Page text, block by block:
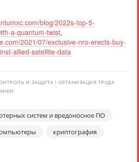
blog/2022s-top-5-
a-quantum-twist,
2021/07/exclusive-nro-erects-buy-
allied-satellite-data
И ЗАЩИТА
ОРГАНИЗАЦИЯ ТРУДА
систем и вредоносное ПО
криптография